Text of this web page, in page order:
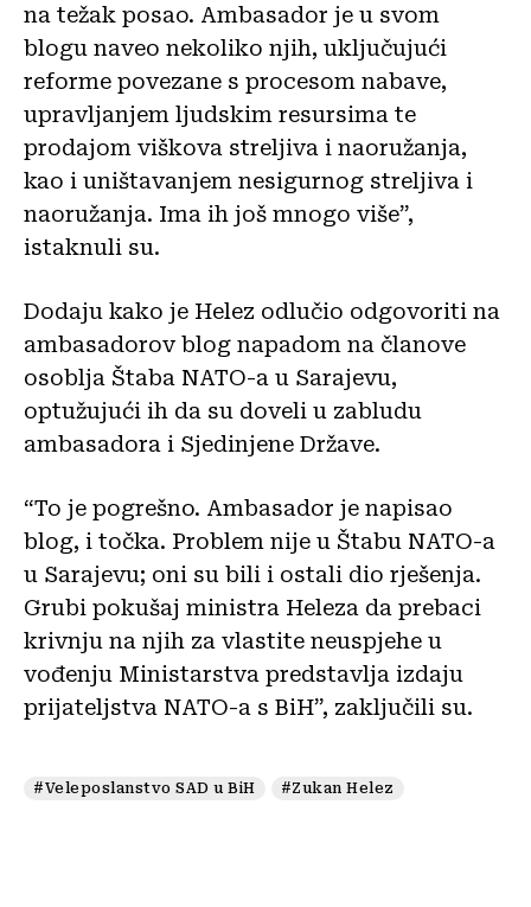
na težak posao. Ambasador je u svom
blogu naveo nekoliko njih, uključujući
reforme povezane s procesom nabave,
upravljanjem ljudskim resursima te
prodajom viškova streljiva i naoružanja,
kao i uništavanjem nesigurnog streljiva i
naoružanja. Ima ih još mnogo više”,
istaknuli su.
Dodaju kako je Helez odlučio odgovoriti na
ambasadorov blog napadom na članove
osoblja Štaba NATO-a u Sarajevu,
optužujući ih da su doveli u zabludu
ambasadora i Sjedinjene Države.
“To je pogrešno. Ambasador je napisao
blog, i točka. Problem nije u Štabu NATO-a
u Sarajevu; oni su bili i ostali dio rješenja.
Grubi pokušaj ministra Heleza da prebaci
krivnju na njih za vlastite neuspjehe u
vođenju Ministarstva predstavlja izdaju
prijateljstva NATO-a s BiH”, zaključili su.
#Veleposlanstvo SAD u BiH #Zukan Helez